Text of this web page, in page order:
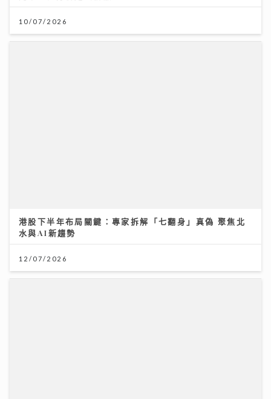
港股下半年布局關鍵：專家拆解「七翻身」真偽 聚焦北
水與AI新趨勢
12/07/2026